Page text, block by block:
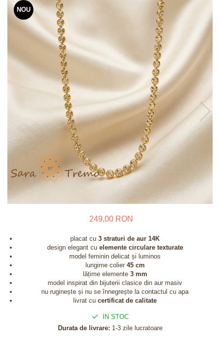
Bijuterii pentru barbati
Bratari
Talismane
Bijuterii din argint placate cu aur
NOU
249,00 RON
placat cu 3 straturi de aur 14K
design elegant cu elemente circulare texturate
model feminin delicat și luminos
lungime colier 45 cm
lățime elemente 3 mm
model inspirat din bijuterii clasice din aur masiv
nu ruginește și nu se înnegrește la contactul cu apa
livrat cu certificat de calitate
IN STOC
Durata de livrare: 1-3 zile lucratoare